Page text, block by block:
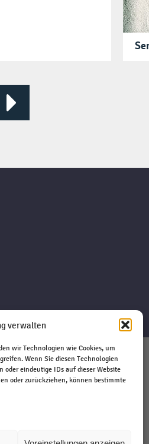
verwalten
wir Technologien wie Cookies, um
Wenn Sie diesen Technologien
eindeutige IDs auf dieser Website
oder zurückziehen, können bestimmte
